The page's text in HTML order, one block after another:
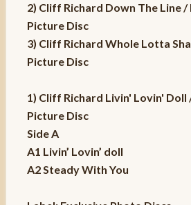
2) Cliff Richard Down The Line
Picture Disc
3) Cliff Richard Whole Lotta
Picture Disc
1) Cliff Richard ‎Livin' Lovin' Doll
Picture Disc
Side A
A1 Livin’ Lovin’ doll
A2 Steady With You